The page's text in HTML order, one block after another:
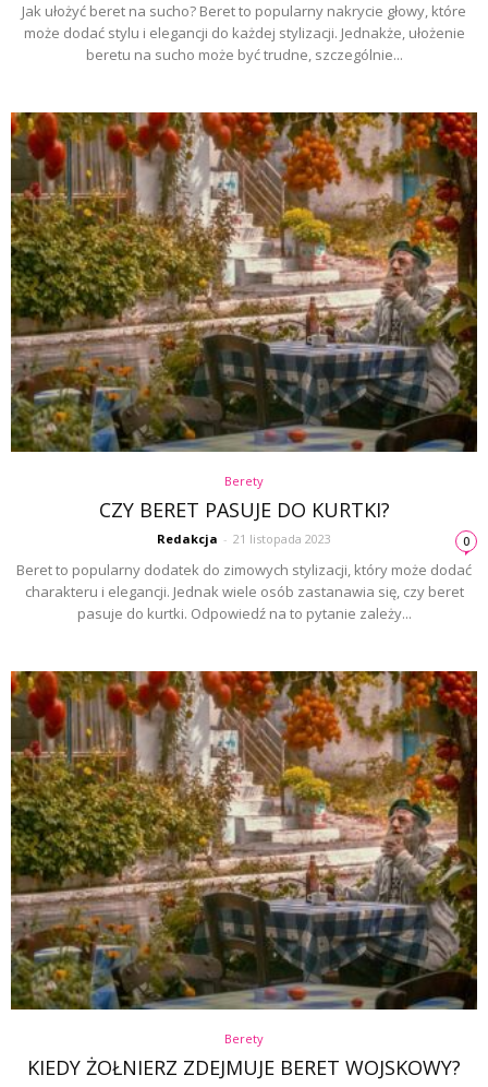
Jak ułożyć beret na sucho? Beret to popularny nakrycie głowy, które
może dodać stylu i elegancji do każdej stylizacji. Jednakże, ułożenie
beretu na sucho może być trudne, szczególnie...
Berety
CZY BERET PASUJE DO KURTKI?
Redakcja - 21 listopada 2023 0
Beret to popularny dodatek do zimowych stylizacji, który może dodać
charakteru i elegancji. Jednak wiele osób zastanawia się, czy beret
pasuje do kurtki. Odpowiedź na to pytanie zależy...
Berety
KIEDY ŻOŁNIERZ ZDEJMUJE BERET WOJSKOWY?